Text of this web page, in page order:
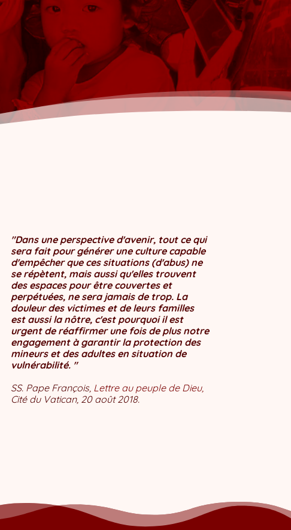
"Dans une perspective d'avenir, tout ce qui
sera fait pour générer une culture capable
d'empêcher que ces situations (d'abus) ne
se répètent, mais aussi qu'elles trouvent
des espaces pour être couvertes et
perpétuées, ne sera jamais de trop. La
douleur des victimes et de leurs familles
est aussi la nôtre, c'est pourquoi il est
urgent de réaffirmer une fois de plus notre
engagement à garantir la protection des
mineurs et des adultes en situation de
vulnérabilité. "
SS. Pape François, Lettre au peuple de Dieu,
Cité du Vatican, 20 août 2018.